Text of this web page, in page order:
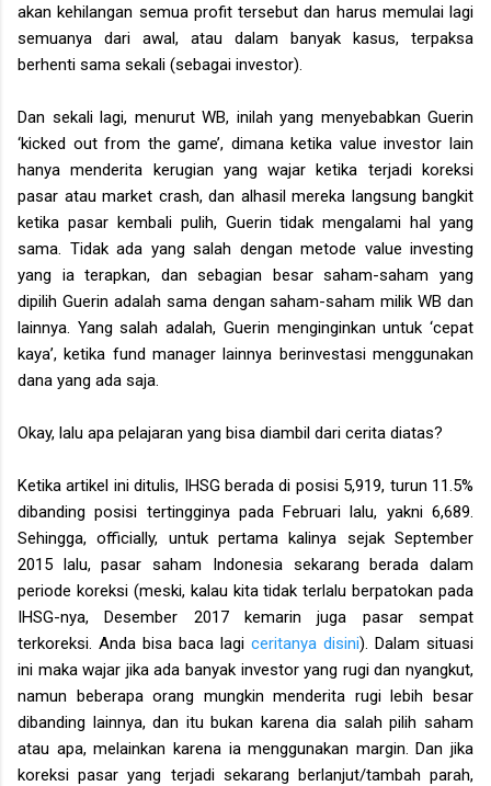
akan kehilangan semua profit tersebut dan harus memulai lagi
semuanya dari awal, atau dalam banyak kasus, terpaksa
berhenti sama sekali (sebagai investor).
Dan sekali lagi, menurut WB, inilah yang menyebabkan Guerin
‘kicked out from the game’, dimana ketika value investor lain
hanya menderita kerugian yang wajar ketika terjadi koreksi
pasar atau market crash, dan alhasil mereka langsung bangkit
ketika pasar kembali pulih, Guerin tidak mengalami hal yang
sama. Tidak ada yang salah dengan metode value investing
yang ia terapkan, dan sebagian besar saham-saham yang
dipilih Guerin adalah sama dengan saham-saham milik WB dan
lainnya. Yang salah adalah, Guerin menginginkan untuk ‘cepat
kaya’, ketika fund manager lainnya berinvestasi menggunakan
dana yang ada saja.
Okay, lalu apa pelajaran yang bisa diambil dari cerita diatas?
Ketika artikel ini ditulis, IHSG berada di posisi 5,919, turun 11.5%
dibanding posisi tertingginya pada Februari lalu, yakni 6,689.
Sehingga, officially, untuk pertama kalinya sejak September
2015 lalu, pasar saham Indonesia sekarang berada dalam
periode koreksi (meski, kalau kita tidak terlalu berpatokan pada
IHSG-nya, Desember 2017 kemarin juga pasar sempat
terkoreksi. Anda bisa baca lagi ceritanya disini). Dalam situasi
ini maka wajar jika ada banyak investor yang rugi dan nyangkut,
namun beberapa orang mungkin menderita rugi lebih besar
dibanding lainnya, dan itu bukan karena dia salah pilih saham
atau apa, melainkan karena ia menggunakan margin. Dan jika
koreksi pasar yang terjadi sekarang berlanjut/tambah parah,